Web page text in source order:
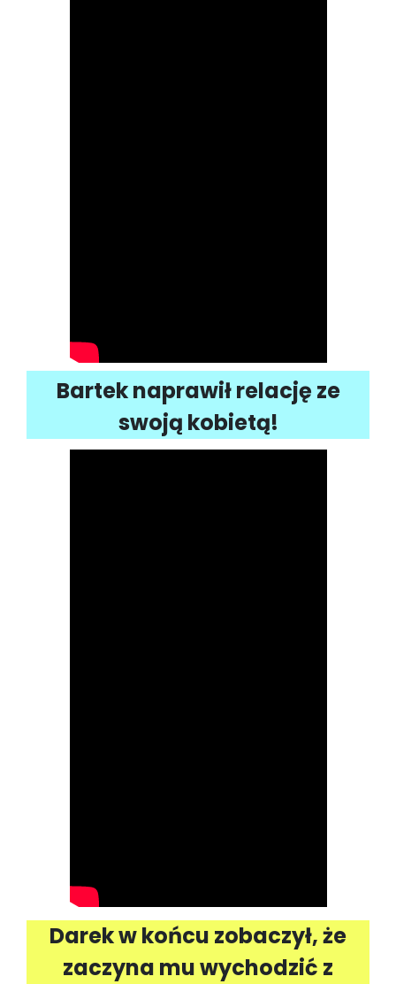
Bartek naprawił relację ze
swoją kobietą!
Darek w końcu zobaczył, że
zaczyna mu wychodzić z